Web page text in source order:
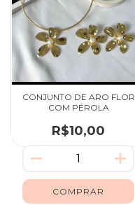
CONJUNTO DE ARO FLOR
COM PÉROLA
R$10,00